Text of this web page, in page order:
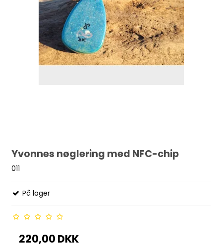
Yvonnes nøglering med NFC-chip
011
På lager
220,00 DKK